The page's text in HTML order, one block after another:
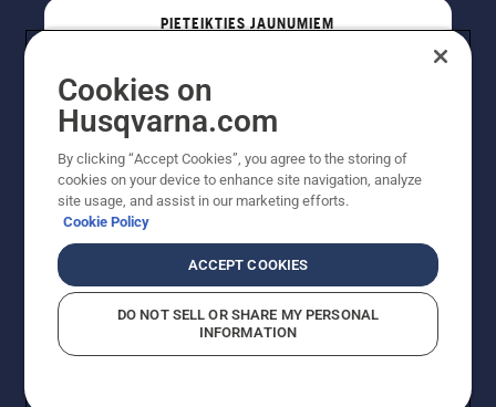
norāda,
ka
sistēma
darbojas.
PIETEIKTIES JAUNUMIEM
Autortiesības — 2022 Husqvarna AB (publ). Visas
Cookies on
Husqvarna.com
By clicking “Accept Cookies”, you agree to the storing of
cookies on your device to enhance site navigation, analyze
site usage, and assist in our marketing efforts.
Cookie Policy
ACCEPT COOKIES
DO NOT SELL OR SHARE MY PERSONAL
INFORMATION